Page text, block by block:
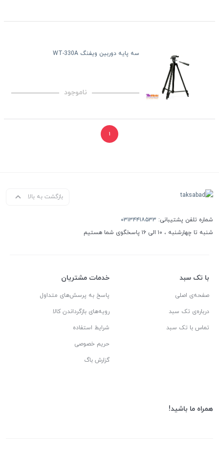
سه پایه دوربین ویفنگ WT-330A
ناموجود
۱
بازگشت به بالا
شماره تلفن پشتیبانی: ۰۳۱۳۴۴۱۸۵۳۳
شنبه تا چهارشنبه ، ۱۰ الی ۱۶ پاسخگوی شما هستیم
با تک سبد
صفحه‌ی اصلی
درباره‌ی تک سبد
تماس با تک سبد
خدمات مشتریان
پاسخ به پرسش‌های متداول
رویه‌های بازگرداندن کالا
شرایط استفاده
حریم خصوصی
گزارش باگ
همراه ما باشید!